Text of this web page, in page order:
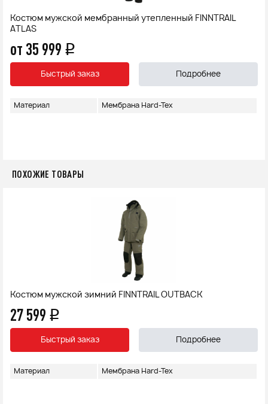
Костюм мужской мембранный утепленный FINNTRAIL
ATLAS
от 35 999 q
Быстрый заказ Подробнее
Материал Мембрана Hard-Tex
ПОХОЖИЕ ТОВАРЫ
Костюм мужской зимний FINNTRAIL OUTBACK
27 599 q
Быстрый заказ Подробнее
Материал Мембрана Hard-Tex